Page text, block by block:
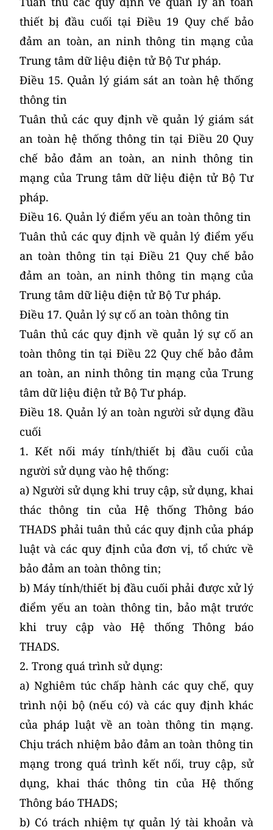
thiết bị đầu cuối tại Điều 19 Quy chế bảo
đảm an toàn, an ninh thông tin mạng của
Trung tâm dữ liệu điện tử Bộ Tư pháp.
Điều 15. Quản lý giám sát an toàn hệ thống
thông tin
Tuân thủ các quy định về quản lý giám sát
an toàn hệ thống thông tin tại Điều 20 Quy
chế bảo đảm an toàn, an ninh thông tin
mạng của Trung tâm dữ liệu điện tử Bộ Tư
pháp.
Điều 16. Quản lý điểm yếu an toàn thông tin
Tuân thủ các quy định về quản lý điểm yếu
an toàn thông tin tại Điều 21 Quy chế bảo
đảm an toàn, an ninh thông tin mạng của
Trung tâm dữ liệu điện tử Bộ Tư pháp.
Điều 17. Quản lý sự cố an toàn thông tin
Tuân thủ các quy định về quản lý sự cố an
toàn thông tin tại Điều 22 Quy chế bảo đảm
an toàn, an ninh thông tin mạng của Trung
tâm dữ liệu điện tử Bộ Tư pháp.
Điều 18. Quản lý an toàn người sử dụng đầu
cuối
1. Kết nối máy tính/thiết bị đầu cuối của
người sử dụng vào hệ thống:
a) Người sử dụng khi truy cập, sử dụng, khai
thác thông tin của Hệ thống Thông báo
THADS phải tuân thủ các quy định của pháp
luật và các quy định của đơn vị, tổ chức về
bảo đảm an toàn thông tin;
b) Máy tính/thiết bị đầu cuối phải được xử lý
điểm yếu an toàn thông tin, bảo mật trước
khi truy cập vào Hệ thống Thông báo
THADS.
2. Trong quá trình sử dụng:
a) Nghiêm túc chấp hành các quy chế, quy
trình nội bộ (nếu có) và các quy định khác
của pháp luật về an toàn thông tin mạng.
Chịu trách nhiệm bảo đảm an toàn thông tin
mạng trong quá trình kết nối, truy cập, sử
dụng, khai thác thông tin của Hệ thống
Thông báo THADS;
b) Có trách nhiệm tự quản lý tài khoản và